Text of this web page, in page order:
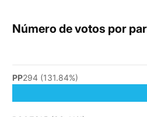
Número de votos por
PP294 (131.84%)